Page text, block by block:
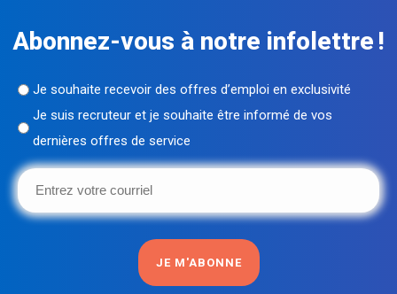
Abonnez-vous à notre infolettre !
Sans
titre
(Nécessaire)
Je souhaite recevoir des offres d’emploi en exclusivité
Je suis recruteur et je souhaite être informé de vos
dernières offres de service
Entrez
votre